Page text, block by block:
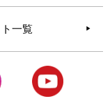
一覧